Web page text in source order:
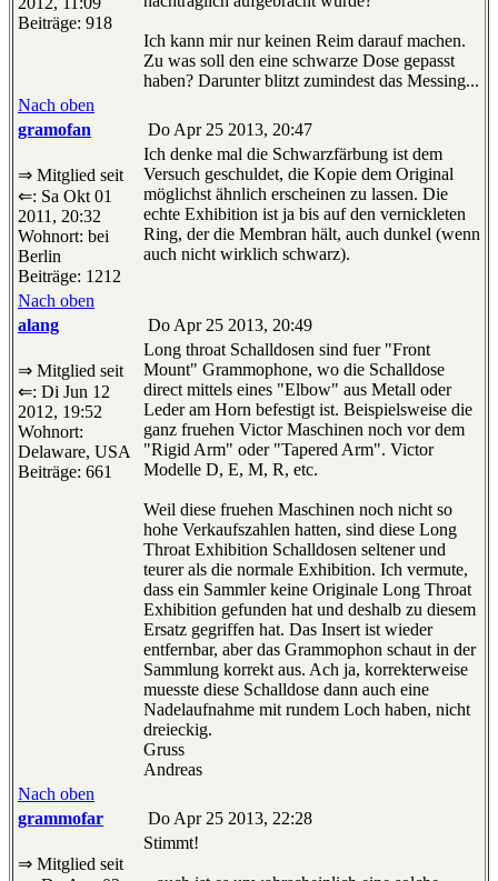
Beiträge: 918
Ich kann mir nur keinen Reim darauf machen.
Zu was soll den eine schwarze Dose gepasst
haben? Darunter blitzt zumindest das Messing...
Nach oben
gramofan
Do Apr 25 2013, 20:47
⇒ Mitglied seit
⇐: Sa Okt 01
2011, 20:32
Wohnort: bei
Berlin
Beiträge: 1212
Ich denke mal die Schwarzfärbung ist dem
Versuch geschuldet, die Kopie dem Original
möglichst ähnlich erscheinen zu lassen. Die
echte Exhibition ist ja bis auf den vernickleten
Ring, der die Membran hält, auch dunkel (wenn
auch nicht wirklich schwarz).
Nach oben
alang
Do Apr 25 2013, 20:49
⇒ Mitglied seit
⇐: Di Jun 12
2012, 19:52
Wohnort:
Delaware, USA
Beiträge: 661
Long throat Schalldosen sind fuer "Front
Mount" Grammophone, wo die Schalldose
direct mittels eines "Elbow" aus Metall oder
Leder am Horn befestigt ist. Beispielsweise die
ganz fruehen Victor Maschinen noch vor dem
"Rigid Arm" oder "Tapered Arm". Victor
Modelle D, E, M, R, etc.
Weil diese fruehen Maschinen noch nicht so
hohe Verkaufszahlen hatten, sind diese Long
Throat Exhibition Schalldosen seltener und
teurer als die normale Exhibition. Ich vermute,
dass ein Sammler keine Originale Long Throat
Exhibition gefunden hat und deshalb zu diesem
Ersatz gegriffen hat. Das Insert ist wieder
entfernbar, aber das Grammophon schaut in der
Sammlung korrekt aus. Ach ja, korrekterweise
muesste diese Schalldose dann auch eine
Nadelaufnahme mit rundem Loch haben, nicht
dreieckig.
Gruss
Andreas
Nach oben
grammofar
Do Apr 25 2013, 22:28
⇒ Mitglied seit
Stimmt!